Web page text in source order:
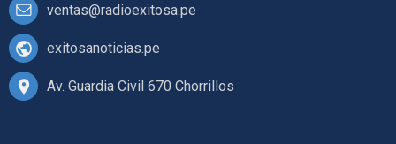
ventas@radioexitosa.pe
exitosanoticias.pe
Av. Guardia Civil 670 Chorrillos